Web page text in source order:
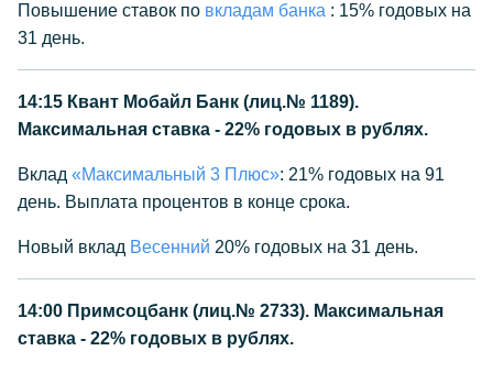
Повышение ставок по вкладам банка : 15% годовых на
31 день.
14:15 Квант Мобайл Банк (лиц.№ 1189).
Максимальная ставка - 22% годовых в рублях.
Вклад «Максимальный 3 Плюс»: 21% годовых на 91
день. Выплата процентов в конце срока.
Новый вклад Весенний 20% годовых на 31 день.
14:00 Примсоцбанк (лиц.№ 2733). Максимальная
ставка - 22% годовых в рублях.